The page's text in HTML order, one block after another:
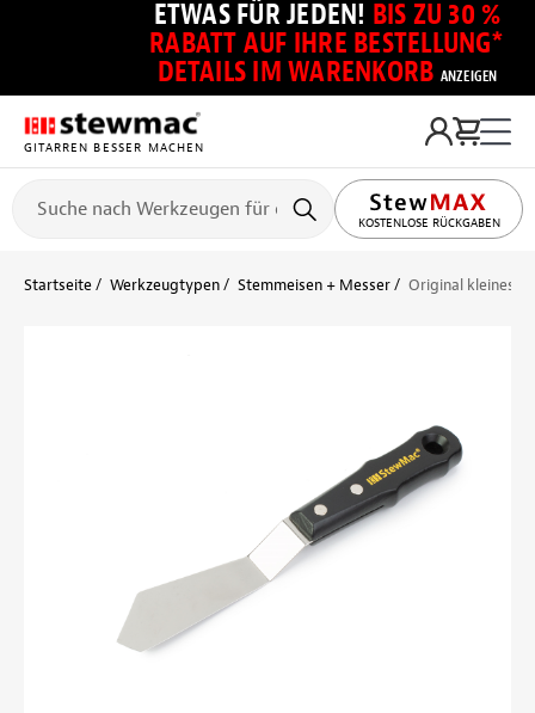
ETWAS FÜR JEDEN! BIS ZU 30 %
RABATT AUF IHRE BESTELLUNG*
DETAILS IM WARENKORB ANZEIGEN
GITARREN BESSER MACHEN
KOSTENLOSE RÜCKGABEN
Startseite Werkzeugtypen Stemmeisen + Messer Original kleines